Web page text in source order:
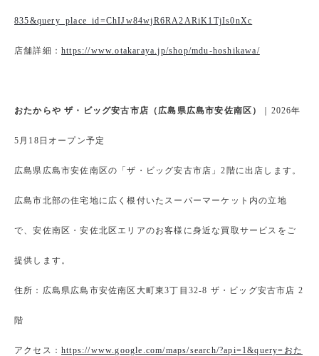
835&query_place_id=ChIJw84wjR6RA2ARiK1TjIs0nXc
店舗詳細： https://www.otakaraya.jp/shop/mdu-hoshikawa/
おたからや ザ・ビッグ安古市店（広島県広島市安佐南区） ｜2026年
5月18日オープン予定
広島県広島市安佐南区の「ザ・ビッグ安古市店」2階に出店します。
広島市北部の住宅地に広く根付いたスーパーマーケット内の立地
で、安佐南区・安佐北区エリアのお客様に身近な買取サービスをご
提供します。
住所：広島県広島市安佐南区大町東3丁目32-8 ザ・ビッグ安古市店 2
階
アクセス： https://www.google.com/maps/search/?api=1&query=おた